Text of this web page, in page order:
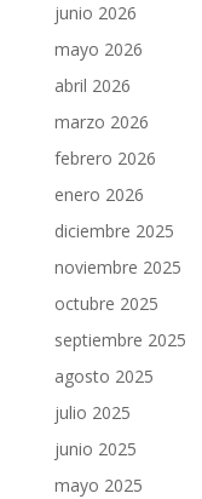
junio 2026
mayo 2026
abril 2026
marzo 2026
febrero 2026
enero 2026
diciembre 2025
noviembre 2025
octubre 2025
septiembre 2025
agosto 2025
julio 2025
junio 2025
mayo 2025